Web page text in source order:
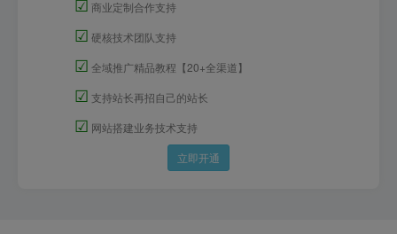
商业定制合作支持
☑ 硬核技术团队支持
☑ 全域推广精品教程【20+全渠道】
☑ 支持站长再招自己的站长
☑ 网站搭建业务技术支持
立即开通